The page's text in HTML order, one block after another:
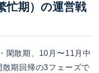
忙期）の運営戦
閑散期、10月〜11月中
期回帰の3フェーズで